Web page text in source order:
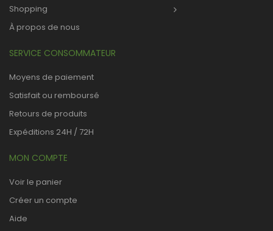
Shopping
À propos de nous
SERVICE CONSOMMATEUR
Moyens de paiement
Satisfait ou remboursé
Retours de produits
Expéditions 24H / 72H
MON COMPTE
Voir le panier
Créer un compte
Aide